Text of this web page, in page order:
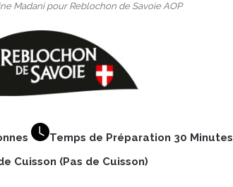
Madani pour Reblochon de Savoie AOP
Temps de Préparation 30 Minutes
Cuisson (Pas de Cuisson)